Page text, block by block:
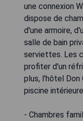
une connexion
dispose de
d'une armoire,
salle de bain
serviettes. Les
profiter d'un
plus, l'hôtel Don
piscine
- Chambres